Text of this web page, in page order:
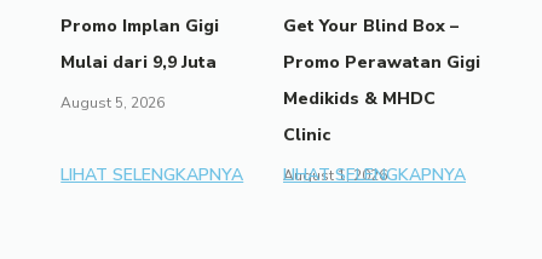
Promo Implan Gigi
Mulai dari 9,9 Juta
August 5, 2026
LIHAT SELENGKAPNYA
Get Your Blind Box –
Promo Perawatan Gigi
Medikids & MHDC
Clinic
August 1, 2026
LIHAT SELENGKAPNYA